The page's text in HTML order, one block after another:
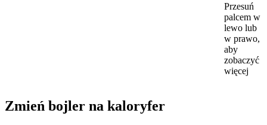
Przesuń
palcem w
lewo lub
w prawo,
aby
zobaczyć
więcej
Zmień bojler na kaloryfer